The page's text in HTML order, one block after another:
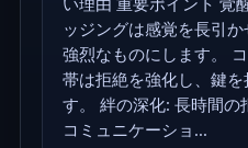
ッジングは感覚を長引
強烈なものにします。
帯は拒絶を強化し、鍵
す。 絆の深化: 長時間の
コミュニケーショ...